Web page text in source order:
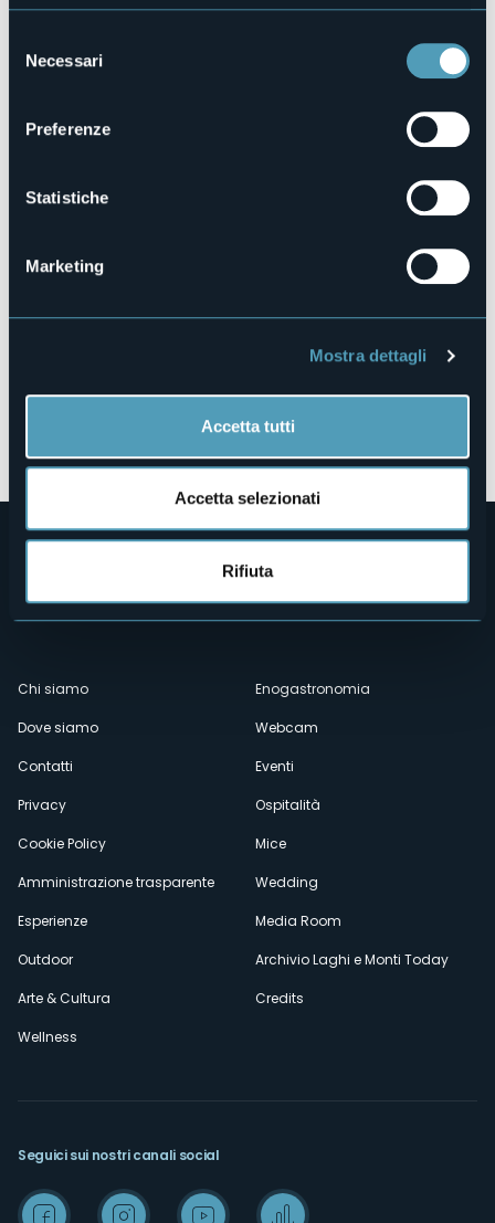
delNecessari
Preferenze
Statistiche
Marketing
Mostra dettagli
Accetta tutti
Accetta selezionati
Rifiuta
Telefono
Sito web
28041 - Arona (NO)
Menù
secondario
Chi siamo
Dove siamo
Contatti
Privacy
Cookie Policy
Amministrazione trasparente
Esperienze
Outdoor
Arte & Cultura
Wellness
Enogastronomia
Webcam
Eventi
Ospitalità
Mice
Wedding
Media Room
Archivio Laghi e Monti Today
Credits
Seguici sui nostri canali social